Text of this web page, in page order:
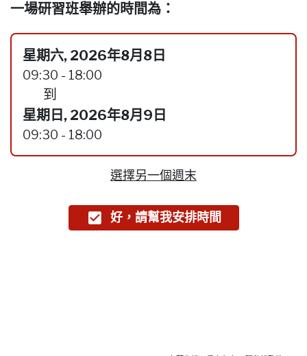
一場研習班舉辦的時間為：
星期六, 2026年8月8日
09:30 - 18:00
到
星期日, 2026年8月9日
09:30 - 18:00
選擇另一個週末
好，請幫我安排時間